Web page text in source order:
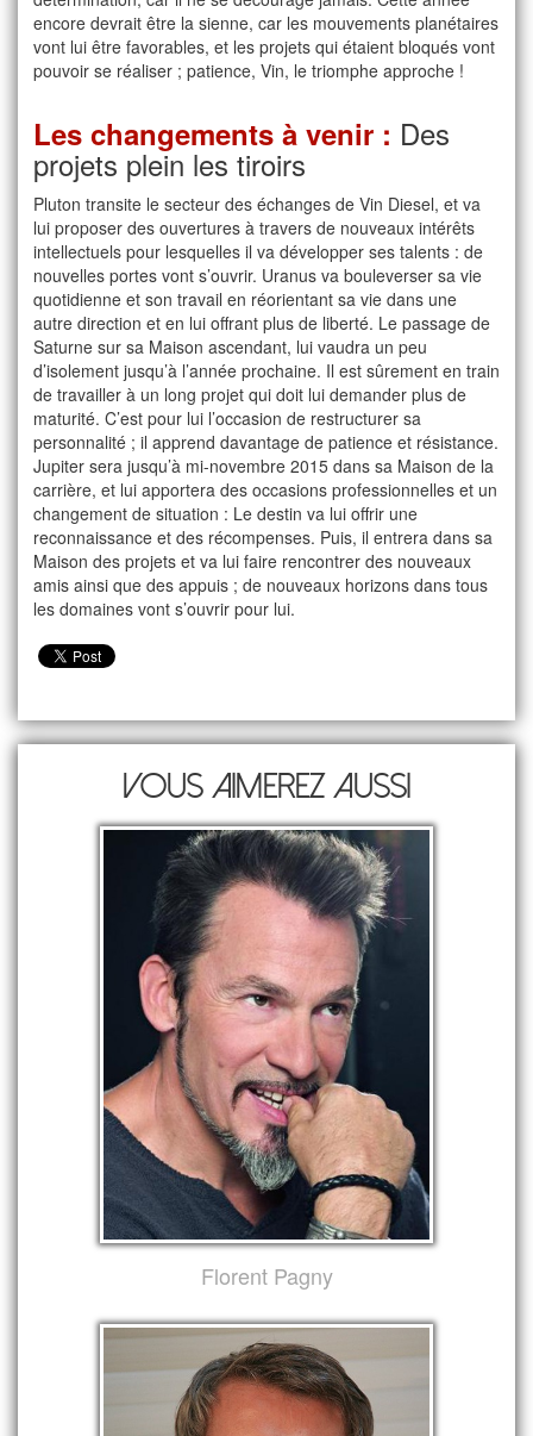
encore devrait être la sienne, car les mouvements planétaires
vont lui être favorables, et les projets qui étaient bloqués vont
pouvoir se réaliser ; patience, Vin, le triomphe approche !
Les changements à venir : Des
projets plein les tiroirs
Pluton transite le secteur des échanges de Vin Diesel, et va
lui proposer des ouvertures à travers de nouveaux intérêts
intellectuels pour lesquelles il va développer ses talents : de
nouvelles portes vont s’ouvrir. Uranus va bouleverser sa vie
quotidienne et son travail en réorientant sa vie dans une
autre direction et en lui offrant plus de liberté. Le passage de
Saturne sur sa Maison ascendant, lui vaudra un peu
d’isolement jusqu’à l’année prochaine. Il est sûrement en train
de travailler à un long projet qui doit lui demander plus de
maturité. C’est pour lui l’occasion de restructurer sa
personnalité ; il apprend davantage de patience et résistance.
Jupiter sera jusqu’à mi-novembre 2015 dans sa Maison de la
carrière, et lui apportera des occasions professionnelles et un
changement de situation : Le destin va lui offrir une
reconnaissance et des récompenses. Puis, il entrera dans sa
Maison des projets et va lui faire rencontrer des nouveaux
amis ainsi que des appuis ; de nouveaux horizons dans tous
les domaines vont s’ouvrir pour lui.
Vous aimerez aussi
Florent Pagny